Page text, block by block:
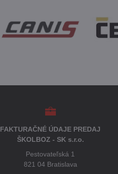
FAKTURAČNÉ ÚDAJE PREDAJ
ŠKOLBOZ - SK s.r.o.
Pestovateľská 1
821 04 Bratislava